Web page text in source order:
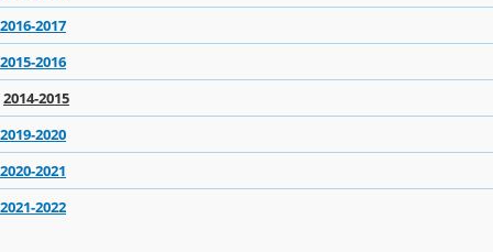
2016-2017
2015-2016
2014-2015
2019-2020
2020-2021
2021-2022